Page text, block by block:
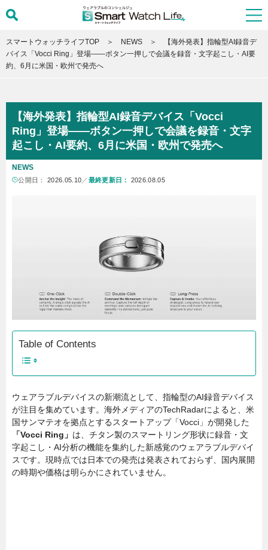
スマートウォッチライフTOP NEWS
【海外発表】指輪型AI録音デ
バイス「Vocci Ring」登場――ボタン一押しで会議を録音・文字起こし・AI要
約、6月に米国・欧州で発売へ
【海外発表】指輪型AI録音デバイス「Vocci
Ring」登場――ボタン一押しで会議を録音・文字
起こし・AI要約、6月に米国・欧州で発売へ
NEWS
公開日： 2026.05.10 ／ 最終更新日： 2026.08.05
Table of Contents
ウェアラブルデバイスの新潮流として、指輪型のAI録音デバイス
が注目を集めています。海外メディアのTechRadarによると、米
国サンマテオを拠点とするスタートアップ「Vocci」が開発した
「Vocci Ring」 は、チタン製のスマートリング形状に録音・文
字起こし・AI分析の機能を集約した新感覚のウェアラブルデバイ
スです。現時点では日本での発売は発表されておらず、国内展開
の時期や価格は明らかにされていません。